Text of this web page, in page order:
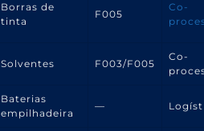
Borras de
tinta
F005
Co-
Solventes F003/F005
Co-
Baterias
empilhadeira
—